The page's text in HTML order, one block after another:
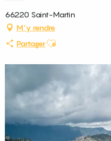
66220 Saint-Martin
M'y rendre
PartagerAjouter aux favoris